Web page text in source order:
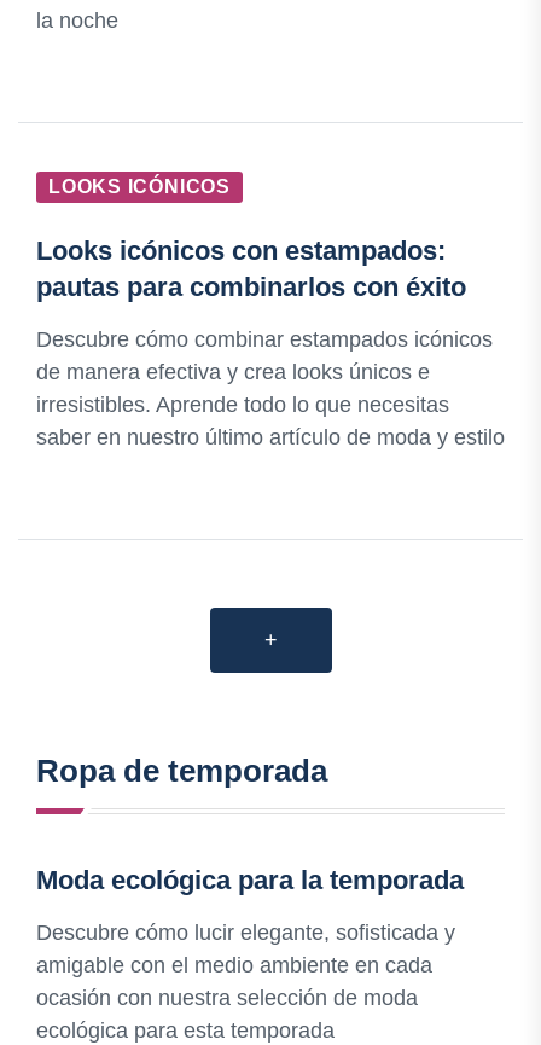
la noche
LOOKS ICÓNICOS
Looks icónicos con estampados:
pautas para combinarlos con éxito
Descubre cómo combinar estampados icónicos
de manera efectiva y crea looks únicos e
irresistibles. Aprende todo lo que necesitas
saber en nuestro último artículo de moda y estilo
+
Ropa de temporada
Moda ecológica para la temporada
Descubre cómo lucir elegante, sofisticada y
amigable con el medio ambiente en cada
ocasión con nuestra selección de moda
ecológica para esta temporada